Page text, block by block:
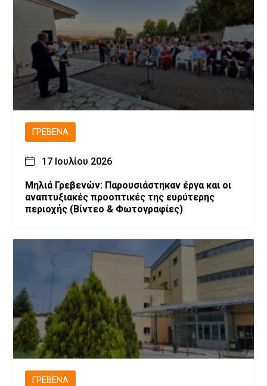
ΓΡΕΒΕΝΆ
17 Ιουλίου 2026
Μηλιά Γρεβενών: Παρουσιάστηκαν έργα και οι
αναπτυξιακές προοπτικές της ευρύτερης
περιοχής (Bίντεο & Φωτογραφίες)
ΓΡΕΒΕΝΆ